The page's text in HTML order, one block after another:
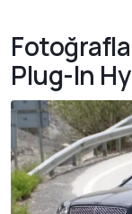
Plug-In